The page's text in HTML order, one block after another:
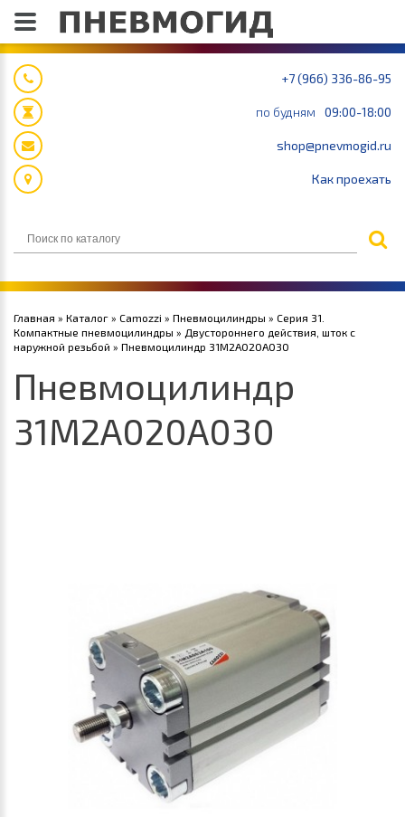
+7 (966) 336-86-95
по будням 09:00-18:00
shop@pnevmogid.ru
Как проехать
Главная » Каталог » Camozzi » Пневмоцилиндры » Серия 31.
Компактные пневмоцилиндры » Двустороннего действия, шток с
наружной резьбой » Пневмоцилиндр 31M2A020A030
Пневмоцилиндр
31M2A020A030